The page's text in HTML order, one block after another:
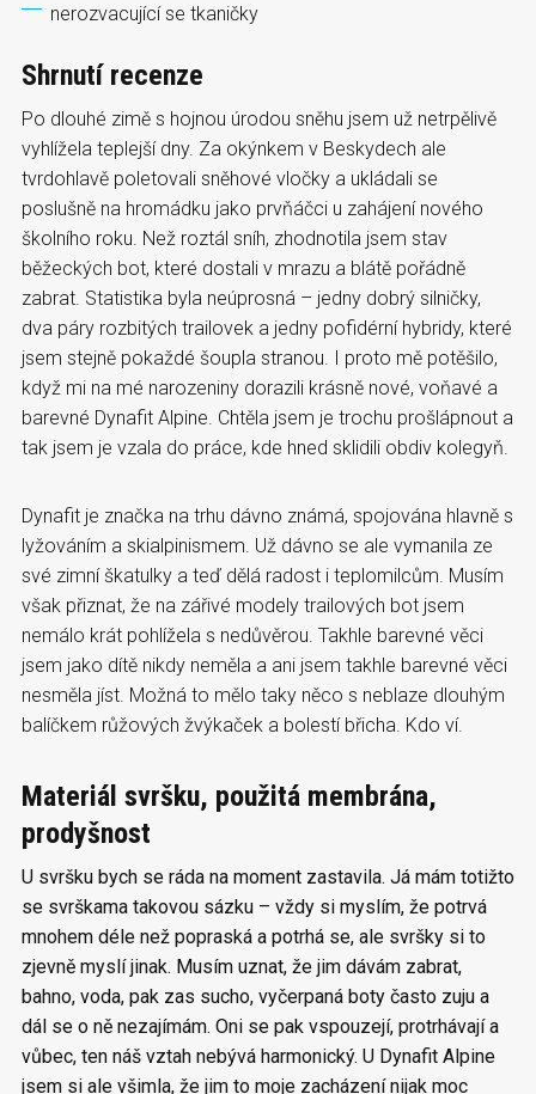
nerozvacující se tkaničky
Shrnutí recenze
Po dlouhé zimě s hojnou úrodou sněhu jsem už netrpělivě
vyhlížela teplejší dny. Za okýnkem v Beskydech ale
tvrdohlavě poletovali sněhové vločky a ukládali se
poslušně na hromádku jako prvňáčci u zahájení nového
školního roku. Než roztál sníh, zhodnotila jsem stav
běžeckých bot, které dostali v mrazu a blátě pořádně
zabrat. Statistika byla neúprosná – jedny dobrý silničky,
dva páry rozbitých trailovek a jedny pofidérní hybridy, které
jsem stejně pokaždé šoupla stranou. I proto mě potěšilo,
když mi na mé narozeniny dorazili krásně nové, voňavé a
barevné Dynafit Alpine. Chtěla jsem je trochu prošlápnout a
tak jsem je vzala do práce, kde hned sklidili obdiv kolegyň.
Dynafit je značka na trhu dávno známá, spojována hlavně s
lyžováním a skialpinismem. Už dávno se ale vymanila ze
své zimní škatulky a teď dělá radost i teplomilcům. Musím
však přiznat, že na zářivé modely trailových bot jsem
nemálo krát pohlížela s nedůvěrou. Takhle barevné věci
jsem jako dítě nikdy neměla a ani jsem takhle barevné věci
nesměla jíst. Možná to mělo taky něco s neblaze dlouhým
balíčkem růžových žvýkaček a bolestí břicha. Kdo ví.
Materiál svršku, použitá membrána,
prodyšnost
U svršku bych se ráda na moment zastavila. Já mám totižto
se svrškama takovou sázku – vždy si myslím, že potrvá
mnohem déle než popraská a potrhá se, ale svršky si to
zjevně myslí jinak. Musím uznat, že jim dávám zabrat,
bahno, voda, pak zas sucho, vyčerpaná boty často zuju a
dál se o ně nezajímám. Oni se pak vspouzejí, protrhávají a
vůbec, ten náš vztah nebývá harmonický. U Dynafit Alpine
jsem si ale všimla, že jim to moje zacházení nijak moc